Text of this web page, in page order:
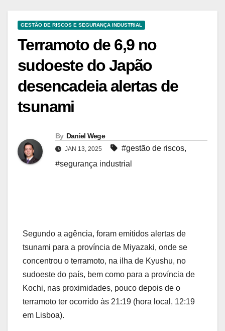
GESTÃO DE RISCOS E SEGURANÇA INDUSTRIAL
Terramoto de 6,9 no
sudoeste do Japão
desencadeia alertas de
tsunami
By Daniel Wege
JAN 13, 2025 #gestão de riscos,
#segurança industrial
Segundo a agência, foram emitidos alertas de
tsunami para a província de Miyazaki, onde se
concentrou o terramoto, na ilha de Kyushu, no
sudoeste do país, bem como para a província de
Kochi, nas proximidades, pouco depois de o
terramoto ter ocorrido às 21:19 (hora local, 12:19
em Lisboa).